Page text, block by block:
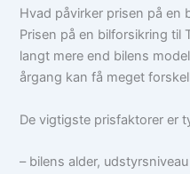
Hvad påvirker prisen på en
Prisen på en bilforsikring til
langt mere end bilens
årgang kan få meget
De vigtigste prisfaktorer er
– bilens alder,